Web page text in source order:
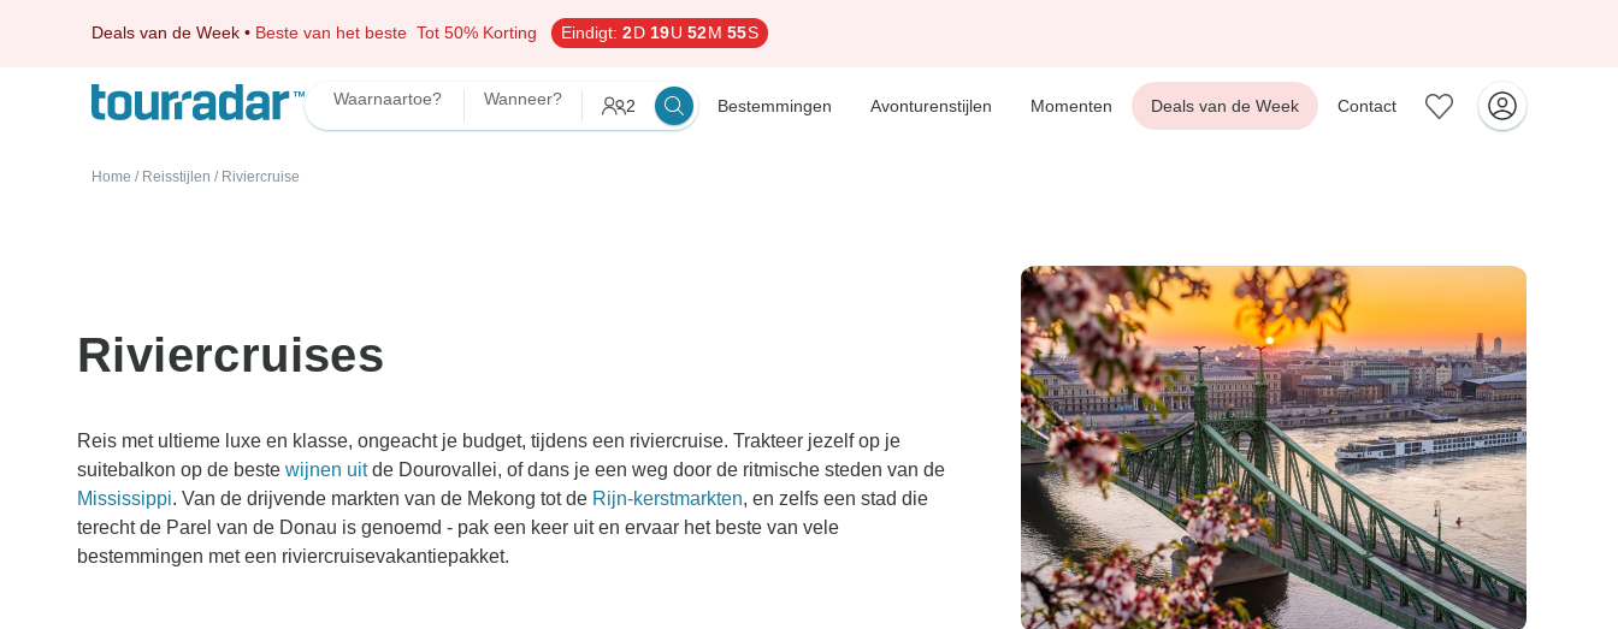
Deals van de Week • Beste van het beste Tot 50% Korting Eindigt: 2D 19U 52M 54S
Waarnaartoe? Wanneer? 2 Bestemmingen Avonturenstijlen Momenten Deals van de Week Contact
Home / Reisstijlen / Riviercruise
Riviercruises
Reis met ultieme luxe en klasse, ongeacht je budget, tijdens een riviercruise. Trakteer jezelf op je
suitebalkon op de beste wijnen uitde Dourovallei, of dans je een weg door de ritmische steden van de
Mississippi. Van de drijvende markten van de Mekong tot de Rijn-kerstmarkten, en zelfs een stad die
terecht de Parel van de Donau is genoemd - pak een keer uit en ervaar het beste van vele
bestemmingen met een riviercruisevakantiepakket.